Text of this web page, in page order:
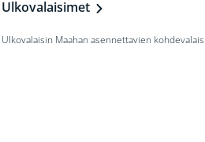
Ulkovalaisimet
Ulkovalaisin Maahan asennettavien